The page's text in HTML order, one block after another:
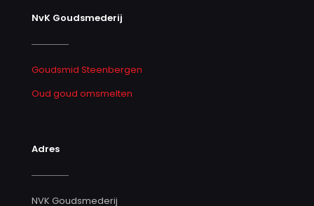
NvK Goudsmederij
Goudsmid Steenbergen
Oud goud omsmelten
Adres
NVK Goudsmederij